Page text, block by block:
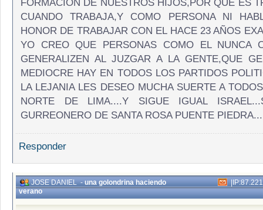
FORMACION DE NUESTROS HIJOS,POR QUE ES
CUANDO TRABAJA,Y COMO PERSONA NI
HONOR DE TRABAJAR CON EL HACE 23 AÑOS
YO CREO QUE PERSONAS COMO EL NUNCA
GENERALIZEN AL JUZGAR A LA GENTE,QUE
MEDIOCRE HAY EN TODOS LOS PARTIDOS
LA LEJANIA LES DESEO MUCHA SUERTE A
NORTE DE LIMA....Y SIGUE IGUAL
GURREONERO DE SANTA ROSA PUENTE
Responder
JOSE DANIEL-una golondrina haciendo
verano
|